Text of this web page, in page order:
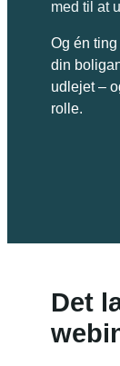
med til at
Og én
din
udlejet –
rolle.
Det